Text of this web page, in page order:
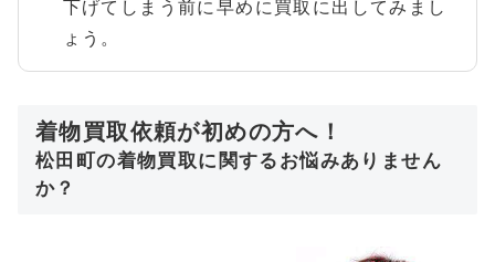
下げてしまう前に早めに買取に出してみまし
ょう。
着物買取依頼が初めの方へ！
松田町の着物買取に関するお悩みありません
か？